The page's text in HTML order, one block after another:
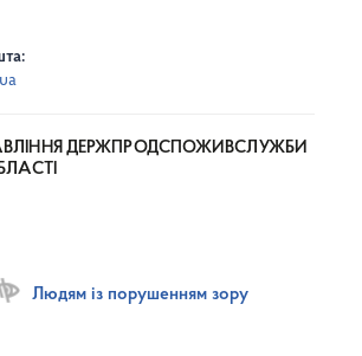
ДЕРЖПРОДСПОЖИВСЛУЖБИ
Людям із порушенням зору